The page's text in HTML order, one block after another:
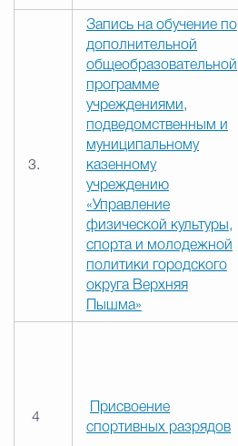
3.
Запись на обучение по
дополнительной
общеобразовательной
программе
учреждениями,
подведомственным и
муниципальному
казенному
учреждению
«Управление
физической культуры,
спорта и молодежной
политики городского
округа Верхняя
Пышма»
4
Присвоение
спортивных разрядов